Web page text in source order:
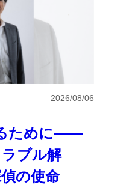
ために――
ブル解
の使命
2026/08/06